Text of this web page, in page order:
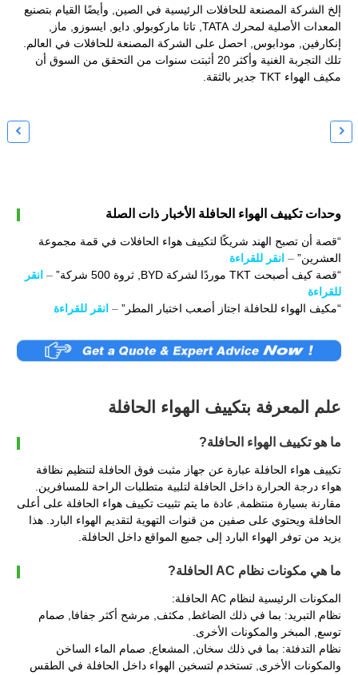
إلخ الشركة المصنعة للحافلات الرئيسية في الصين, وأيضًا القيام بتصنيع
المعدات الأصلية لمحرك TATA, تاتا ماركوبولو, دايو, ايسوزو, ماز,
إنكارفين, مودابوس, احصل على الشركة المصنعة للحافلات في العالم.
تلك التجربة الغنية وأكثر 20 أثبتت سنوات من التحقق من السوق أن
مكيف الهواء TKT جدير بالثقة.
 
وحدات تكييف الهواء الحافلة الأخبار ذات الصلة
“قصة أن تصبح الهند شريكًا لتكييف هواء الحافلات في قمة مجموعة
العشرين” – انقر للقراءة
“قصة كيف أصبحت TKT موردًا لشركة BYD, ثروة 500 شركة”
– انقر
للقراءة
“مكيف الهواء للحافلة اجتاز أصعب اختبار المطر” – انقر للقراءة
علم المعرفة بتكييف الهواء الحافلة
ما هو تكييف الهواء الحافلة?
تكييف هواء الحافلة عبارة عن جهاز مثبت فوق الحافلة لتنظيم نظافة
هواء درجة الحرارة داخل الحافلة لتلبية متطلبات الراحة للمسافرين.
مقارنة بسيارة منتظمة, عادة ما يتم تثبيت تكييف هواء الحافلة على أعلى
الحافلة ويحتوي على صفين من قنوات التهوية لتقديم الهواء البارد. هذا
يزيد من توفر الهواء البارد إلى جميع المواقع داخل الحافلة.
ما هي مكونات نظام AC الحافلة?
المكونات الرئيسية لنظام AC الحافلة:
نظام التبريد: بما في ذلك الضاغط, مكثف, مرشح أكثر جفافا, صمام
توسع, المبخر والمكونات الأخرى.
نظام التدفئة: بما في ذلك سخان, المشعاع, صمام الماء الساخن
والمكونات الأخرى, تستخدم لتسخين الهواء داخل الحافلة في الطقس